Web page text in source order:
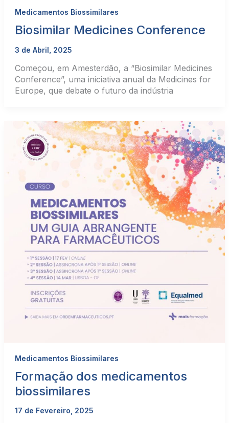
Medicamentos Biossimilares
Biosimilar Medicines Conference
3 de Abril, 2025
Começou, em Amesterdão, a “Biosimilar Medicines
Conference”, uma iniciativa anual da Medicines for
Europe, que debate o futuro da indústria
Medicamentos Biossimilares
Formação dos medicamentos
biossimilares
17 de Fevereiro, 2025